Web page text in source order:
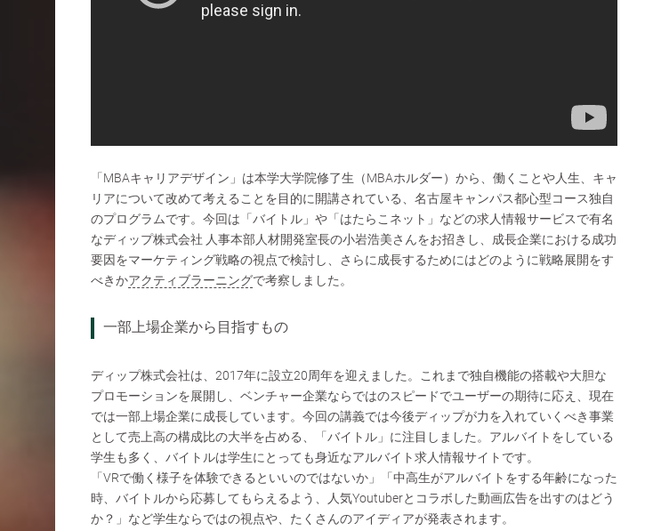
「MBAキャリアデザイン」は本学大学院修了生（MBAホルダー）から、働くことや人生、キャ
リアについて改めて考えることを目的に開講されている、名古屋キャンパス都心型コース独自
のプログラムです。今回は「バイトル」や「はたらこネット」などの求人情報サービスで有名
なディップ株式会社 人事本部人材開発室長の小岩浩美さんをお招きし、成長企業における成功
要因をマーケティング戦略の視点で検討し、さらに成長するためにはどのように戦略展開をす
べきかアクティブラーニングで考察しました。
一部上場企業から目指すもの
ディップ株式会社は、2017年に設立20周年を迎えました。これまで独自機能の搭載や大胆な
プロモーションを展開し、ベンチャー企業ならではのスピードでユーザーの期待に応え、現在
では一部上場企業に成長しています。今回の講義では今後ディップが力を入れていくべき事業
として売上高の構成比の大半を占める、「バイトル」に注目しました。アルバイトをしている
学生も多く、バイトルは学生にとっても身近なアルバイト求人情報サイトです。
「VRで働く様子を体験できるといいのではないか」「中高生がアルバイトをする年齢になった
時、バイトルから応募してもらえるよう、人気Youtuberとコラボした動画広告を出すのはどう
か？」など学生ならではの視点や、たくさんのアイディアが発表されます。